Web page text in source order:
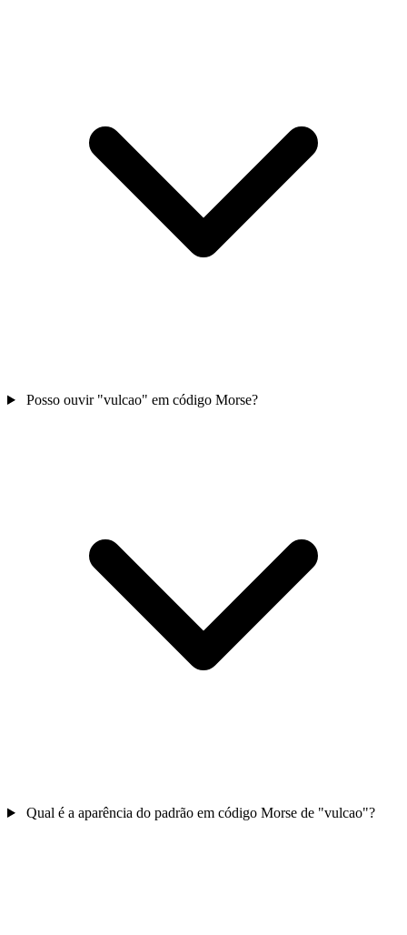
Posso ouvir "vulcao" em código Morse?
Qual é a aparência do padrão em código Morse de "vulcao"?